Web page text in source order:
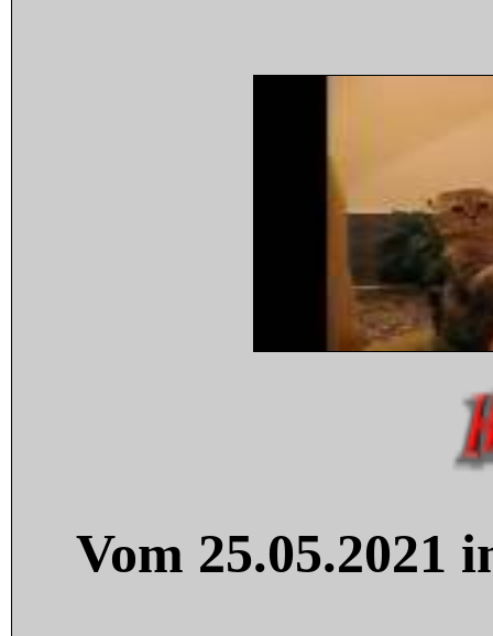
Vom 25.05.2021